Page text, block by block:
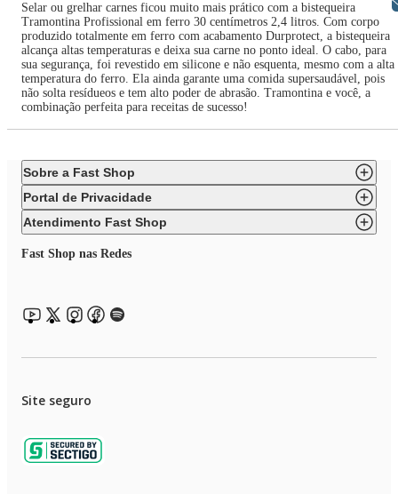
Selar ou grelhar carnes ficou muito mais prático com a bistequeira
Tramontina Profissional em ferro 30 centímetros 2,4 litros. Com corpo
produzido totalmente em ferro com acabamento Durprotect, a bistequeira
alcança altas temperaturas e deixa sua carne no ponto ideal. O cabo, para
sua segurança, foi revestido em silicone e não esquenta, mesmo com a alta
temperatura do ferro. Ela ainda garante uma comida supersaudável, pois
não solta resídueos e tem alto poder de abrasão. Tramontina e você, a
combinação perfeita para receitas de sucesso!
Sobre a Fast Shop
Portal de Privacidade
Atendimento Fast Shop
Fast Shop nas Redes
Site seguro